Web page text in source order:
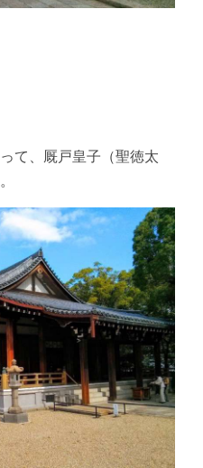
て、厩戸皇子（聖徳太